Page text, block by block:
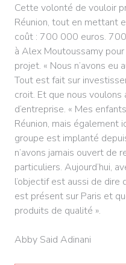
Cette volonté de vouloir
Réunion, tout en mettant
coût : 700 000 euros. 700
à Alex Moutoussamy
projet. « Nous n’avons eu
Tout est fait sur
croit. Et que nous voulons
d’entreprise. « Mes
Réunion, mais également
groupe est implanté
n’avons jamais ouvert de
particuliers. Aujourd’hui,
l’objectif est aussi de dire
est présent sur Paris et
produits de qualité ».
Abby Said Adinani